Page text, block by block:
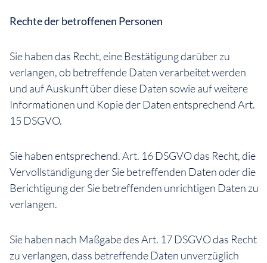
Rechte der betroffenen Personen
Sie haben das Recht, eine Bestätigung darüber zu
verlangen, ob betreffende Daten verarbeitet werden
und auf Auskunft über diese Daten sowie auf weitere
Informationen und Kopie der Daten entsprechend Art.
15 DSGVO.
Sie haben entsprechend. Art. 16 DSGVO das Recht, die
Vervollständigung der Sie betreffenden Daten oder die
Berichtigung der Sie betreffenden unrichtigen Daten zu
verlangen.
Sie haben nach Maßgabe des Art. 17 DSGVO das Recht
zu verlangen, dass betreffende Daten unverzüglich